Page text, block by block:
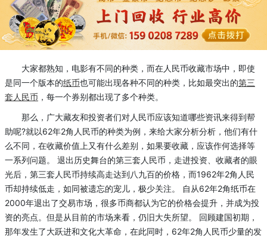
大家都熟知，电影有不同的种类，而在人民币收藏市场中，即使
是同一个版本的纸币也可能出现各种不同的种类，比如最突出的第三
套人民币 ，每一个券别都出现了多个种类。
那么，广大藏友和投资者们对人民币应该知道哪些资讯来得到帮
助呢?就以62年2角人民币的种类为例，来给大家分析分析，他们有什
么不同，在收藏价值上又有什么差别，如果要收藏，应该作何选择等
一系列问题。 退出历史舞台的第三套人民币，走进投资、收藏者的眼
光后，第三套人民币持续高走达到八九百的价格，而1962年2角人民
币却持续低走，如同被遗忘的宠儿，极少关注。 自从62年2角纸币在
2000年退出了交易市场，很多币商都认为它的价格会提升，并成为投
资的亮点。但是从目前的市场来看，仍旧大失所望。 回顾建国初期，
那年发生了大跃进和文化大革命，在此同时，62年2角人民币少量的发